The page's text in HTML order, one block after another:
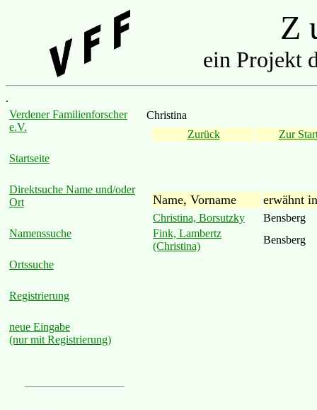
Z
ein Projekt
.
Verdener Familienforscher
e.V.
Startseite
Direktsuche Name und/oder
Ort
Namenssuche
Ortssuche
Registrierung
neue Eingabe
(nur mit Registrierung)
Christina
Zurück
Zur
Name, Vorname erwähnt in
Christina, Borsutzky
Bensberg
Fink, Lambertz
(Christina)
Bensberg